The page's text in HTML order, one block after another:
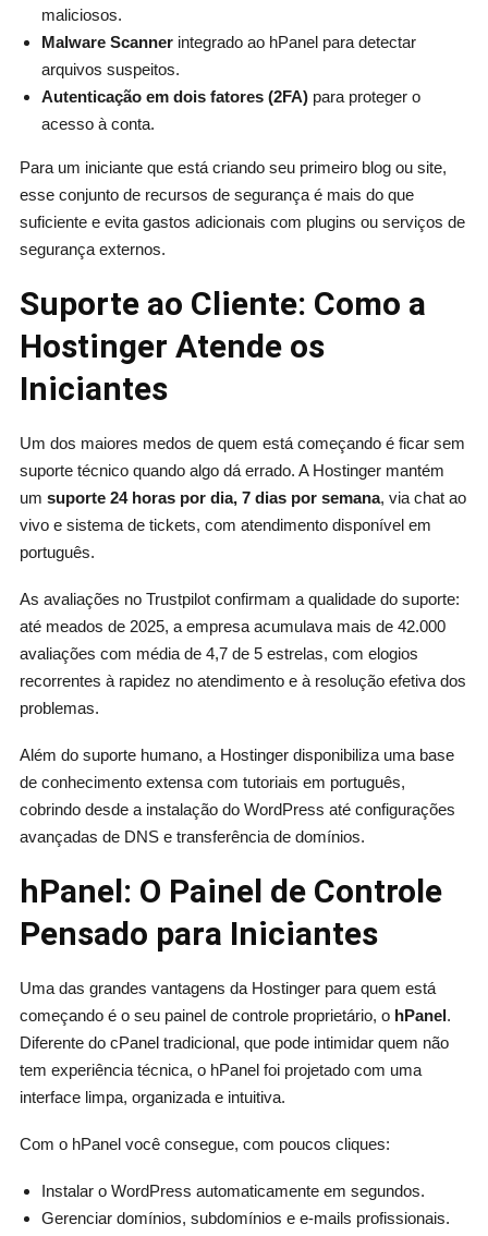
maliciosos.
Malware Scannerintegrado ao hPanel para detectar
arquivos suspeitos.
Autenticação em dois fatores (2FA)para proteger o
acesso à conta.
Para um iniciante que está criando seu primeiro blog ou site,
esse conjunto de recursos de segurança é mais do que
suficiente e evita gastos adicionais com plugins ou serviços de
segurança externos.
Suporte ao Cliente: Como a
Hostinger Atende os
Iniciantes
Um dos maiores medos de quem está começando é ficar sem
suporte técnico quando algo dá errado. A Hostinger mantém
um suporte 24 horas por dia, 7 dias por semana, via chat ao
vivo e sistema de tickets, com atendimento disponível em
português.
As avaliações no Trustpilot confirmam a qualidade do suporte:
até meados de 2025, a empresa acumulava mais de 42.000
avaliações com média de 4,7 de 5 estrelas, com elogios
recorrentes à rapidez no atendimento e à resolução efetiva dos
problemas.
Além do suporte humano, a Hostinger disponibiliza uma base
de conhecimento extensa com tutoriais em português,
cobrindo desde a instalação do WordPress até configurações
avançadas de DNS e transferência de domínios.
hPanel: O Painel de Controle
Pensado para Iniciantes
Uma das grandes vantagens da Hostinger para quem está
começando é o seu painel de controle proprietário, o hPanel.
Diferente do cPanel tradicional, que pode intimidar quem não
tem experiência técnica, o hPanel foi projetado com uma
interface limpa, organizada e intuitiva.
Com o hPanel você consegue, com poucos cliques:
Instalar o WordPress automaticamente em segundos.
Gerenciar domínios, subdomínios e e-mails profissionais.